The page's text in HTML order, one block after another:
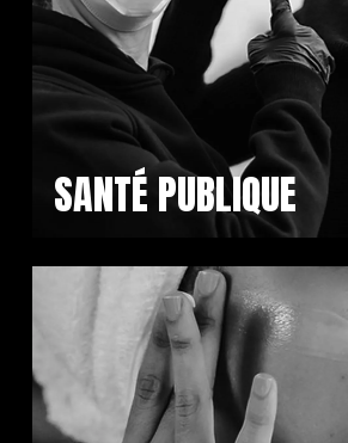
SANTÉ PUBLIQUE